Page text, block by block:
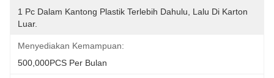
1 Pc Dalam Kantong Plastik Terlebih Dahulu, Lalu Di Karton
Luar.
Menyediakan Kemampuan:
500,000PCS Per Bulan